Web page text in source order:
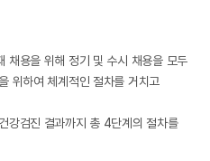
채용을 위해 정기 및 수시 채용을 모두
위하여 체계적인 절차를 거치고
강검진 결과까지 총 4단계의 절차를